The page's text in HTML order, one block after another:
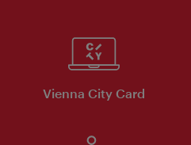
Vienna City Card